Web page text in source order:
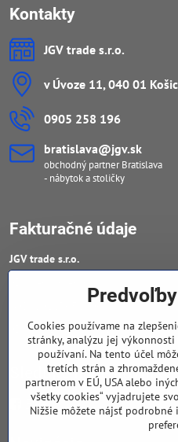
Kontakty
JGV trade s​.r​.o​.
v Úvoze 11, 040 01
0905 258 196
bratislava​@jgv​.sk
obchodný partner Bratislava
- nábytok a stoličky
Fakturačné údaje
JGV trade s​.r​.o​.
DIČ : 20223652906
IČ DPH : SK 2023652906
Sledujte naše novinky
Facebook
Cookies používame na
stránky, analýzu jej
používaní. Na tento účel
tretích strán a
partnerom v EÚ, USA alebo
všetky cookies“ vyjadrujete
Nižšie môžete nájsť